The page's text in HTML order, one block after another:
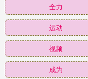
全力
运动
视频
成为